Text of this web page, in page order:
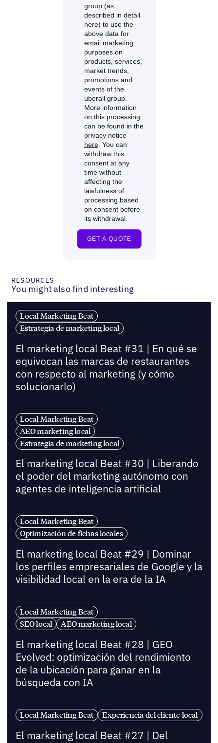
RESOURCES
You might also find interesting
Local Marketing Beat
Estrategia de marketing local
El marketing local Beat #31 | En qué se
equivocan las marcas de restaurantes
con respecto al marketing (y cómo
solucionarlo)
Local Marketing Beat
AEO marketing local
Estrategia de marketing local
El marketing local Beat #30 | Liberando
el poder del marketing autónomo con
agentes de inteligencia artificial
Local Marketing Beat
Optimización de fichas locales
El marketing local Beat #29 | Dominar
los perfiles empresariales de Google y la
visibilidad local en la era de la IA
Local Marketing Beat
SEO local
AEO marketing local
El marketing local Beat #28 | GEO
Evolved: optimización del rendimiento
de la ubicación para ganar en la
búsqueda con IA
Local Marketing Beat Experiencia del cliente local
El marketing local Beat #27 | Del